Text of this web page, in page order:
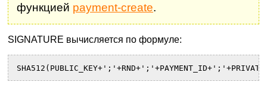
функцией payment-create.
SIGNATURE вычисляется по формуле: